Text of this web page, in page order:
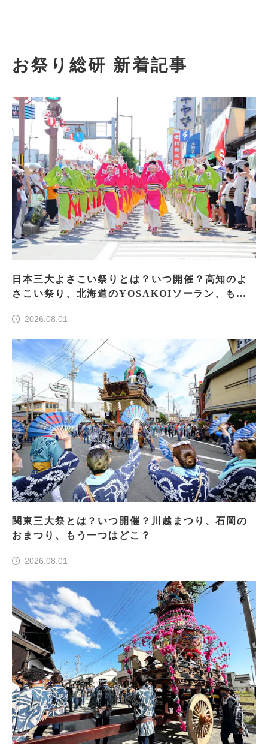
お祭り総研 新着記事
日本三大よさこい祭りとは？いつ開催？高知のよ
さこい祭り、北海道のYOSAKOIソーラン、もう
2026.08.01
関東三大祭とは？いつ開催？川越まつり、石岡の
おまつり、もう一つはどこ？
2026.08.01